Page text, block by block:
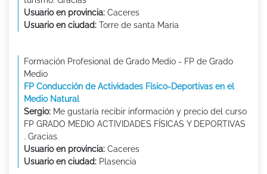
Usuario en provincia: Caceres
Usuario en ciudad: Torre de santa María
Formación Profesional de Grado Medio - FP de Grado
Medio
FP Conducción de Actividades Físico-Deportivas en el
Medio Natural
Sergio: Me gustaría recibir información y precio del curso
FP GRADO MEDIO ACTIVIDADES FÍSICAS Y DEPORTIVAS
. Gracias.
Usuario en provincia: Caceres
Usuario en ciudad: Plasencia